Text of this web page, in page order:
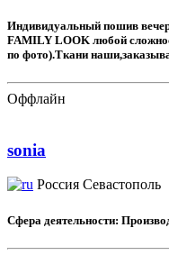
Индивидуальный пошив
FAMILY LOOK любой
по фото).Ткани
Оффлайн
sonia
Россия Севастополь
Сфера деятельности: